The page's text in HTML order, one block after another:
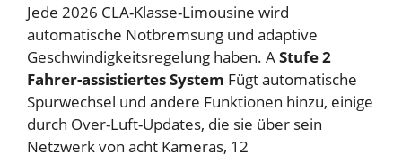
Jede 2026 CLA-Klasse-Limousine wird
automatische Notbremsung und adaptive
Geschwindigkeitsregelung haben. AStufe 2
Fahrer-assistiertes System Fügt automatische
Spurwechsel und andere Funktionen hinzu, einige
durch Over-Luft-Updates, die sie über sein
Netzwerk von acht Kameras, 12